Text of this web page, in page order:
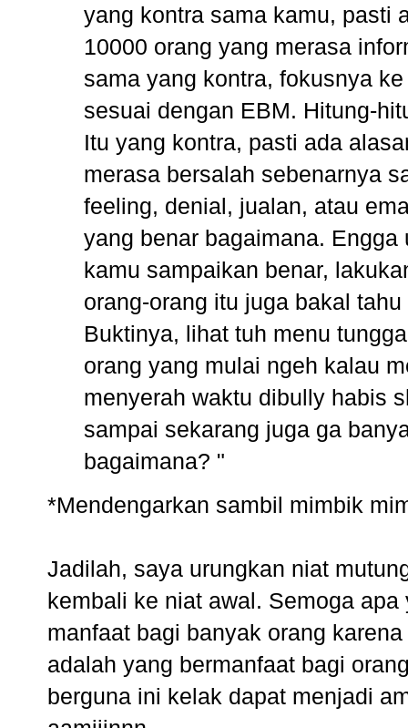
yang kontra sama kamu, pasti
10000 orang yang merasa
sama yang kontra, fokusnya
sesuai dengan EBM. Hitung-
Itu yang kontra, pasti ada
merasa bersalah sebenarnya
feeling, denial, jualan, atau
yang benar bagaimana.
kamu sampaikan benar,
orang-orang itu juga bakal
Buktinya, lihat tuh menu
orang yang mulai ngeh kalau
menyerah waktu dibully habis
sampai sekarang juga ga
bagaimana? "
*Mendengarkan sambil mimbik
Jadilah, saya urungkan niat
kembali ke niat awal. Semoga
manfaat bagi banyak orang
adalah yang bermanfaat bagi
berguna ini kelak dapat menjadi